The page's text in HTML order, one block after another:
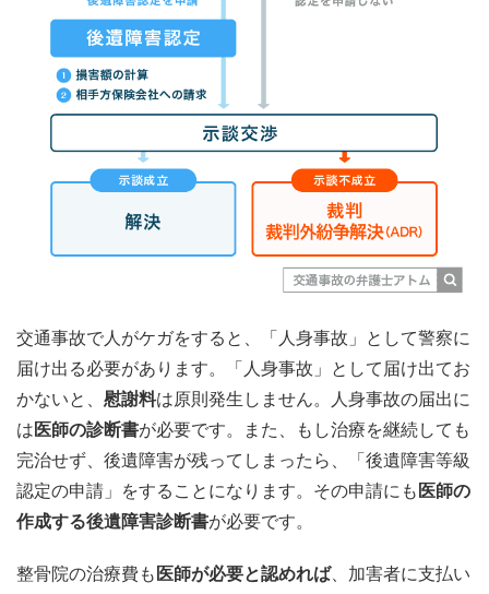
交通事故で人がケガをすると、「人身事故」として警察に
届け出る必要があります。「人身事故」として届け出てお
かないと、 慰謝料は原則発生しません。人身事故の届出に
は 医師の診断書が必要です。また、もし治療を継続しても
完治せず、後遺障害が残ってしまったら、「後遺障害等級
認定の申請」をすることになります。その申請にも 医師の
作成する後遺障害診断書が必要です。
整骨院の治療費も 医師が必要と認めれば、加害者に支払い